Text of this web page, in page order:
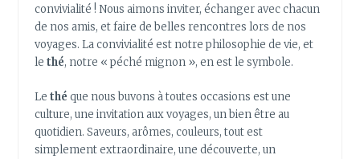
convivialité ! Nous aimons inviter, échanger avec chacun
de nos amis, et faire de belles rencontres lors de nos
voyages. La convivialité est notre philosophie de vie, et
lethé, notre « péché mignon », en est le symbole.
Lethé que nous buvons à toutes occasions est une
culture, une invitation aux voyages, un bien être au
quotidien. Saveurs, arômes, couleurs, tout est
simplement extraordinaire, une découverte, un